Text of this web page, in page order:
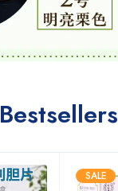
Bestsellers
SALE